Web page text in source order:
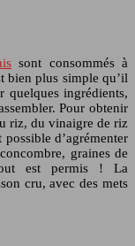
sont consommés à
bien plus simple qu’il
quelques ingrédients,
Pour obtenir
riz, du vinaigre de riz
d’agrémenter
graines de
est permis ! La
cru, avec des mets